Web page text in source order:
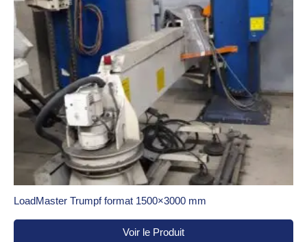
LoadMaster Trumpf format 1500×3000 mm
Voir le Produit